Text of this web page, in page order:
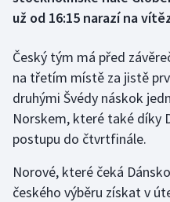
Futsal
Golf
Gymnastika
Házená
už od 16:15 narazí na
Český tým má před
na třetím místě za jistě
druhými Švédy náskok
Norskem, které také díky
postupu do čtvrtfinále.
Norové, které čeká
českého výběru získat v